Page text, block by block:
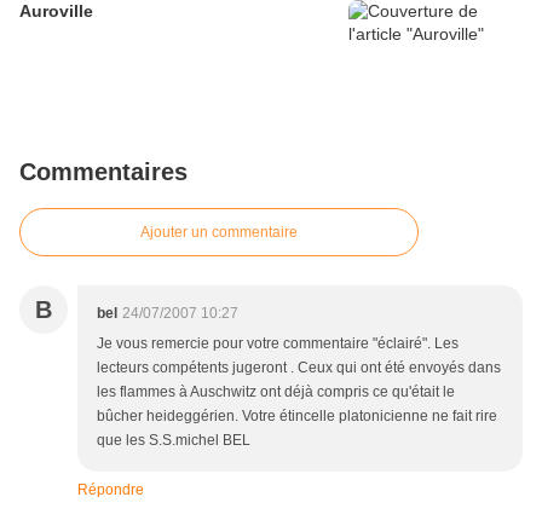
Auroville
Commentaires
Ajouter un commentaire
B bel 24/07/2007 10:27
Je vous remercie pour votre commentaire "éclairé". Les
lecteurs compétents jugeront . Ceux qui ont été envoyés dans
les flammes à Auschwitz ont déjà compris ce qu'était le
bûcher heideggérien. Votre étincelle platonicienne ne fait rire
que les S.S.michel BEL
Répondre